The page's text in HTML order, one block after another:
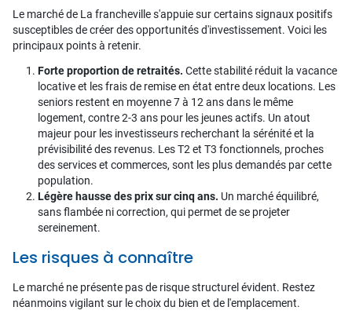
Le marché de La francheville s'appuie sur certains signaux positifs
susceptibles de créer des opportunités d'investissement. Voici les
principaux points à retenir.
Forte proportion de retraités. Cette stabilité réduit la vacance
locative et les frais de remise en état entre deux locations. Les
seniors restent en moyenne 7 à 12 ans dans le même
logement, contre 2-3 ans pour les jeunes actifs. Un atout
majeur pour les investisseurs recherchant la sérénité et la
prévisibilité des revenus. Les T2 et T3 fonctionnels, proches
des services et commerces, sont les plus demandés par cette
population.
Légère hausse des prix sur cinq ans. Un marché équilibré,
sans flambée ni correction, qui permet de se projeter
sereinement.
Les risques à connaître
Le marché ne présente pas de risque structurel évident. Restez
néanmoins vigilant sur le choix du bien et de l'emplacement.